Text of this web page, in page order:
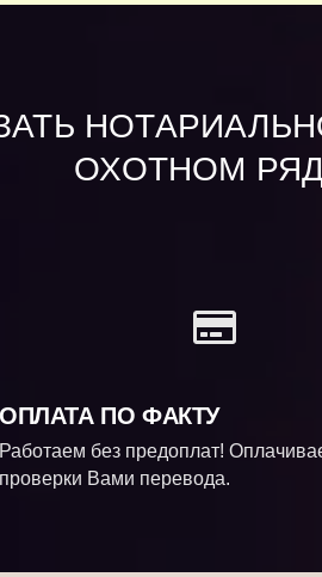
ОХОТНОМ
ОПЛАТА ПО ФАКТУ
Работаем без предоплат!
проверки Вами перевода.